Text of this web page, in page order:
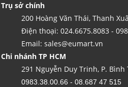
Trụ sở chính
200 Hoàng Văn Thái, Thanh
Điện thoại: 024.6675.8083 -
Email: sales@eumart.vn
Chi nhánh TP HCM
291 Nguyễn Duy Trinh, P. Bình
0983.38.00.66 - 08.687 47 515